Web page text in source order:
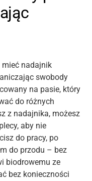
nadajnik
swobody
na pasie, który
do różnych
z nadajnika, możesz
aby nie
do pracy, po
do przodu – bez
biodrowemu ze
bez konieczności